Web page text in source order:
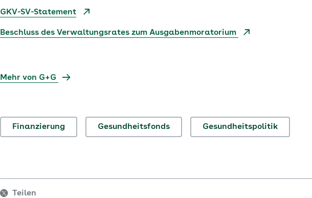
GKV-SV-Statement
Beschluss des Verwaltungsrates zum Ausgabenmoratorium
Mehr von G+G
Finanzierung Gesundheitsfonds Gesundheitspolitik
Teilen